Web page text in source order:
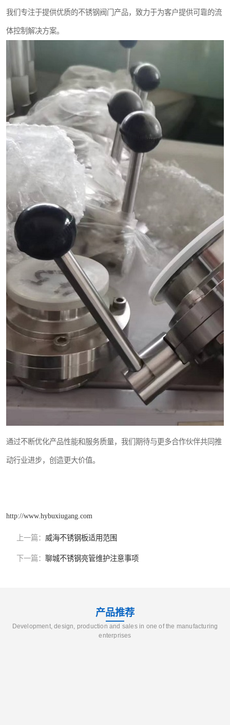
我们专注于提供优质的不锈钢阀门产品，致力于为客户提供可靠的流
体控制解决方案。
通过不断优化产品性能和服务质量，我们期待与更多合作伙伴共同推
动行业进步，创造更大价值。
http://www.hybuxiugang.com
上一篇： 威海不锈钢板适用范围
下一篇： 聊城不锈钢亮管维护注意事项
产品推荐
Development, design, production and sales in one of the manufacturing
enterprises